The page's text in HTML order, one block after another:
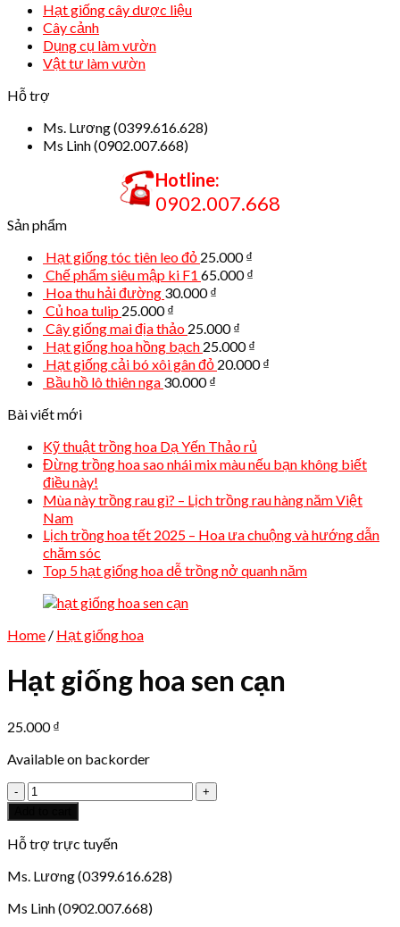
Hạt giống cây dược liệu
Cây cảnh
Dụng cụ làm vườn
Vật tư làm vườn
Hỗ trợ
Ms. Lương (0399.616.628)
Ms Linh (0902.007.668)
Hotline:
0902.007.668
Sản phẩm
Hạt giống tóc tiên leo đỏ 25.000₫
Chế phẩm siêu mập ki F1 65.000₫
Hoa thu hải đường 30.000₫
Củ hoa tulip 25.000₫
Cây giống mai địa thảo 25.000₫
Hạt giống hoa hồng bạch 25.000₫
Hạt giống cải bó xôi gân đỏ 20.000₫
Bầu hồ lô thiên nga 30.000₫
Bài viết mới
Kỹ thuật trồng hoa Dạ Yến Thảo rủ
Đừng trồng hoa sao nhái mix màu nếu bạn không biết
điều này!
Mùa này trồng rau gì? – Lịch trồng rau hàng năm Việt
Nam
Lịch trồng hoa tết 2025 – Hoa ưa chuộng và hướng dẫn
chăm sóc
Top 5 hạt giống hoa dễ trồng nở quanh năm
Home / Hạt giống hoa
Hạt giống hoa sen cạn
25.000₫
Available on backorder
Hạt
giống
hoa
sen
quantity
Hỗ trợ trực tuyến
Ms. Lương (0399.616.628)
Ms Linh (0902.007.668)